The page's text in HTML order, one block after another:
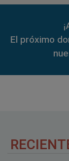
El próximo